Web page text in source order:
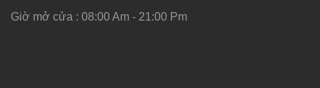
Giờ mở cửa : 08:00 Am - 21:00 Pm